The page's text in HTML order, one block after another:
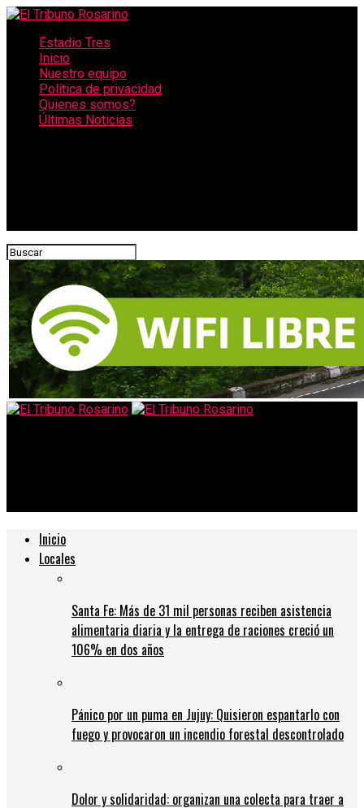
Estadio Tres
Inicio
Nuestro equipo
Política de privacidad
Quienes somos?
Últimas Noticias
Inicio
Locales
Santa Fe: Más de 31 mil personas reciben asistencia
alimentaria diaria y la entrega de raciones creció un
106% en dos años
Pánico por un puma en Jujuy: Quisieron espantarlo con
fuego y provocaron un incendio forestal descontrolado
Dolor y solidaridad: organizan una colecta para traer a